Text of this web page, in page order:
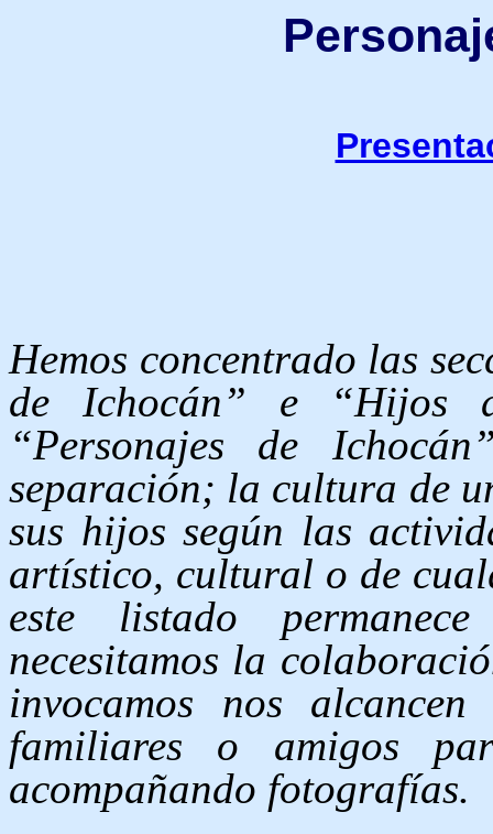
Hemos concentrado las
de Ichocán” e “Hijos
“Personajes de
separación; la cultura de
sus hijos según las
artístico, cultural o de
este listado
necesitamos la
invocamos nos
familiares o amigos
acompañando fotografías.